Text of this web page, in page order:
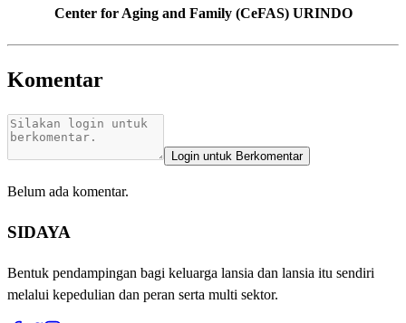
Center for Aging and Family (CeFAS) URINDO
Komentar
Login untuk Berkomentar
Belum ada komentar.
SIDAYA
Bentuk pendampingan bagi keluarga lansia dan lansia itu sendiri
melalui kepedulian dan peran serta multi sektor.